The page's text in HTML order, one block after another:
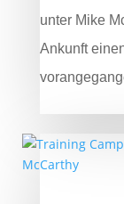
unter Mike
Ankunft